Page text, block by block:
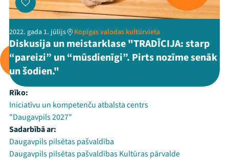
2022. gada 1. jūlijs Kopīgas valodas kultūrvieta
Diskusija un meistarklase "TRADĪCIJA: starp
“pareizi” un “mūsdienīgi”. Pirts nozīme senāk
un šodien."
Rīko:
Iniciatīvu un kompetenču atbalsta centrs
"Daugavpils 2027"
Sadarbībā ar:
Daugavpils pilsētas pašvaldība
Daugavpils pilsētas pašvaldības Kultūras pārvalde